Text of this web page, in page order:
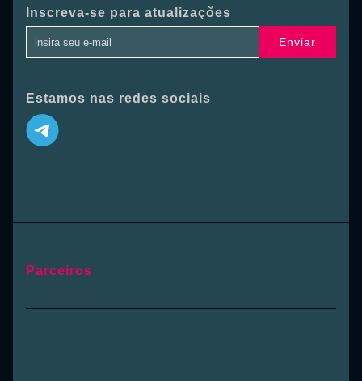
Inscreva-se para atualizações
Enviar
Estamos nas redes sociais
Parceiros